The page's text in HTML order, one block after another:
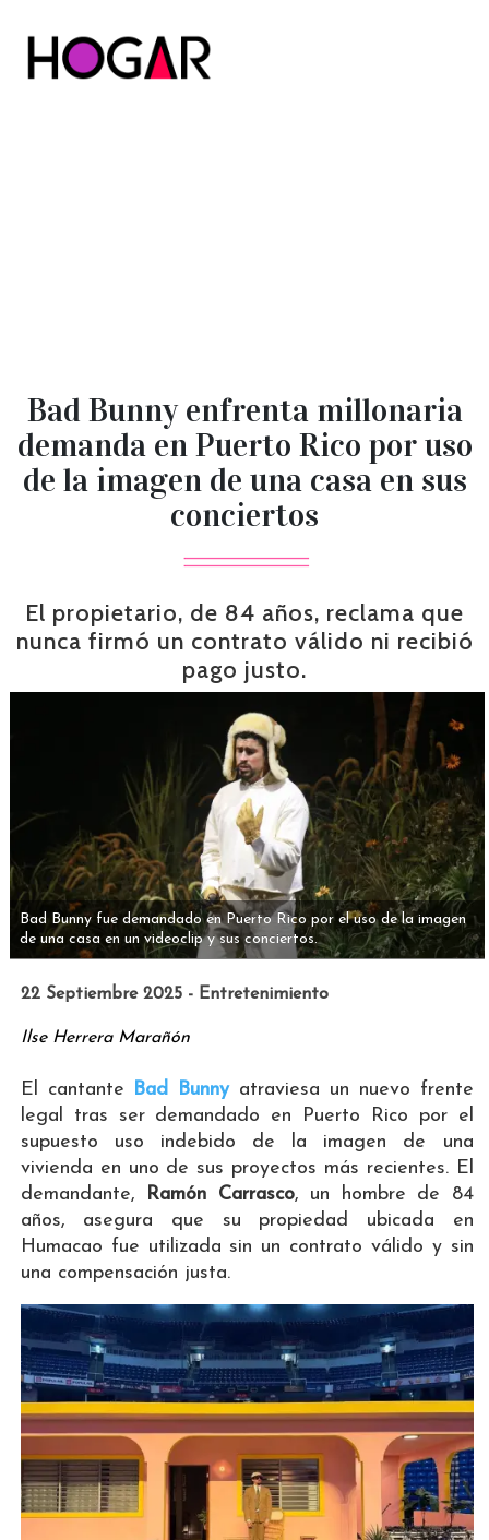
Bad Bunny enfrenta millonaria
demanda en Puerto Rico por uso
de la imagen de una casa en sus
conciertos
El propietario, de 84 años, reclama que
nunca firmó un contrato válido ni recibió
pago justo.
Bad Bunny fue demandado en Puerto Rico por el uso de la imagen
de una casa en un videoclip y sus conciertos.
22 Septiembre 2025 - Entretenimiento
Ilse Herrera Marañón
El cantante Bad Bunnyatraviesa un nuevo frente
legal tras ser demandado en Puerto Rico por el
supuesto uso indebido de la imagen de una
vivienda en uno de sus proyectos más recientes. El
demandante,
Ramón Carrasco, un hombre de 84
años, asegura que su propiedad ubicada en
Humacao fue utilizada sin un contrato válido y sin
una compensación justa.